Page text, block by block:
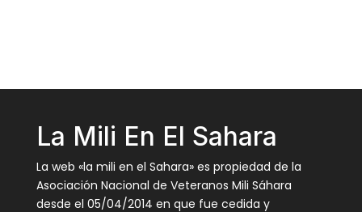
La Mili En El Sahara
La web «la mili en el Sahara» es propiedad de la
Asociación Nacional de Veteranos Mili Sáhara
desde el 05/04/2014 en que fue cedida y